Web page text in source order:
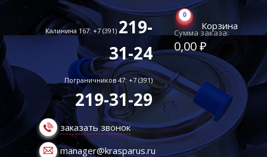
Калинина 167: +7 (391) 219-
31-24
Пограничников 47: +7 (391)
219-31-29
заказать звонок
manager@krasparus.ru
0
Корзина
Сумма заказа:
0,00 ₽